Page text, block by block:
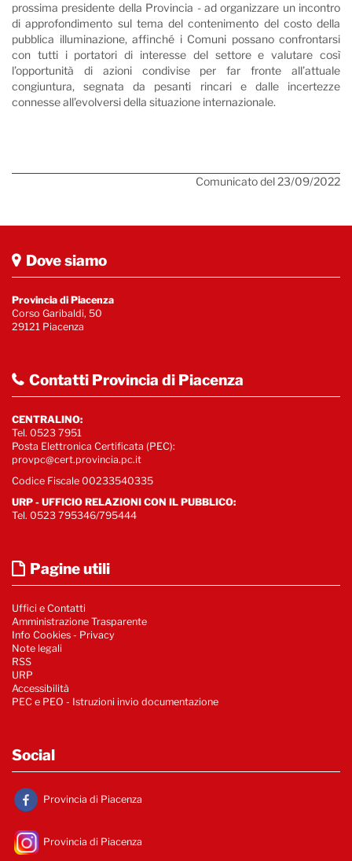
prossima presidente della Provincia - ad organizzare un incontro
di approfondimento sul tema del contenimento del costo della
pubblica illuminazione, affinché i Comuni possano confrontarsi
con tutti i portatori di interesse del settore e valutare così
l’opportunità di azioni condivise per far fronte all’attuale
congiuntura, segnata da pesanti rincari e dalle incertezze
connesse all’evolversi della situazione internazionale.
Comunicato del 23/09/2022
Dove siamo
Provincia di Piacenza
Corso Garibaldi, 50
29121 Piacenza
Contatti Provincia di Piacenza
CENTRALINO:
Tel. 0523 7951
Posta Elettronica Certificata (PEC):
provpc@cert.provincia.pc.it
Codice Fiscale 00233540335
URP - UFFICIO RELAZIONI CON IL PUBBLICO:
Tel. 0523 795346/795444
Pagine utili
Uffici e Contatti
Amministrazione Trasparente
Info Cookies - Privacy
Note legali
RSS
URP
Accessibilità
PEC e PEO - Istruzioni invio documentazione
Social
Provincia di Piacenza
Provincia di Piacenza